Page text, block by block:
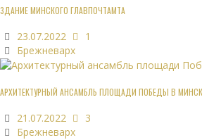
ЗДАНИЕ МИНСКОГО ГЛАВПОЧТАМТА
23.07.2022
1
Брежневарх
АРХИТЕКТУРНЫЙ АНСАМБЛЬ ПЛОЩАДИ ПОБЕДЫ В
21.07.2022
3
Брежневарх